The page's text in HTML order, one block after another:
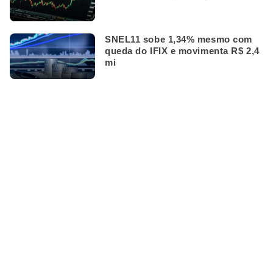
SNEL11 sobe 1,34% mesmo com
queda do IFIX e movimenta R$ 2,4
mi